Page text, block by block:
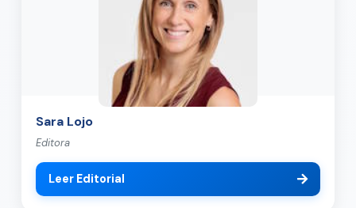
Sara Lojo
Editora
Leer Editorial